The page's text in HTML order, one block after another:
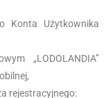
Konta Użytkownika
„LODOLANDIA”
rejestracyjnego: